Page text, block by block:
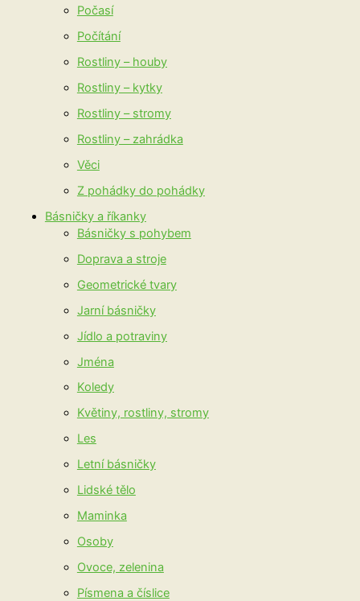
Počasí
Počítání
Rostliny – houby
Rostliny – kytky
Rostliny – stromy
Rostliny – zahrádka
Věci
Z pohádky do pohádky
Básničky a říkanky
Básničky s pohybem
Doprava a stroje
Geometrické tvary
Jarní básničky
Jídlo a potraviny
Jména
Koledy
Květiny, rostliny, stromy
Les
Letní básničky
Lidské tělo
Maminka
Osoby
Ovoce, zelenina
Písmena a číslice